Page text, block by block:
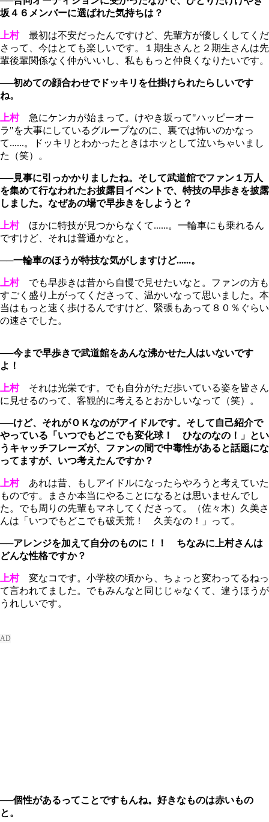
坂４６メンバーに選ばれた気持ちは？
上村最初は不安だったんですけど、先輩方が優しくしてくだ
さって、今はとても楽しいです。１期生さんと２期生さんは先
輩後輩関係なく仲がいいし、私ももっと仲良くなりたいです。
──初めての顔合わせでドッキリを仕掛けられたらしいです
ね。
上村急にケンカが始まって。けやき坂って"ハッピーオー
ラ"を大事にしているグループなのに、裏では怖いのかなっ
て......。ドッキリとわかったときはホッとして泣いちゃいまし
た（笑）。
──見事に引っかかりましたね。そして武道館でファン１万人
を集めて行なわれたお披露目イベントで、特技の早歩きを披露
しました。なぜあの場で早歩きをしようと？
上村ほかに特技が見つからなくて......。一輪車にも乗れるん
ですけど、それは普通かなと。
──一輪車のほうが特技な気がしますけど......。
上村でも早歩きは昔から自慢で見せたいなと。ファンの方も
すごく盛り上がってくださって、温かいなって思いました。本
当はもっと速く歩けるんですけど、緊張もあって８０％ぐらい
の速さでした。
──今まで早歩きで武道館をあんな沸かせた人はいないです
よ！
上村それは光栄です。でも自分がただ歩いている姿を皆さん
に見せるのって、客観的に考えるとおかしいなって（笑）。
──けど、それがＯＫなのがアイドルです。そして自己紹介で
やっている「いつでもどこでも変化球！ ひなのなの！」とい
うキャッチフレーズが、ファンの間で中毒性があると話題にな
ってますが、いつ考えたんですか？
上村あれは昔、もしアイドルになったらやろうと考えていた
ものです。まさか本当にやることになるとは思いませんでし
た。でも周りの先輩もマネしてくださって。（佐々木）久美さ
んは「いつでもどこでも破天荒！ 久美なの！」って。
──アレンジを加えて自分のものに！！ ちなみに上村さんは
どんな性格ですか？
上村変なコです。小学校の頃から、ちょっと変わってるねっ
て言われてました。でもみんなと同じじゃなくて、違うほうが
うれしいです。
──個性があるってことですもんね。好きなものは赤いもの
と。